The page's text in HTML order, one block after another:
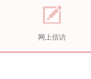
网上信访